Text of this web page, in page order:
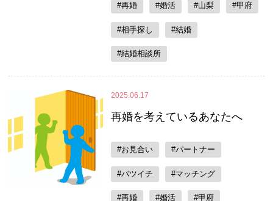
#再婚 #婚活 #山梨 #甲府
#相手探し #結婚
#結婚相談所
2025.06.17
再婚を考えているあなたへ
#お見合い #パートナー
#バツイチ #マッチング
#再婚 #婚活 #甲府